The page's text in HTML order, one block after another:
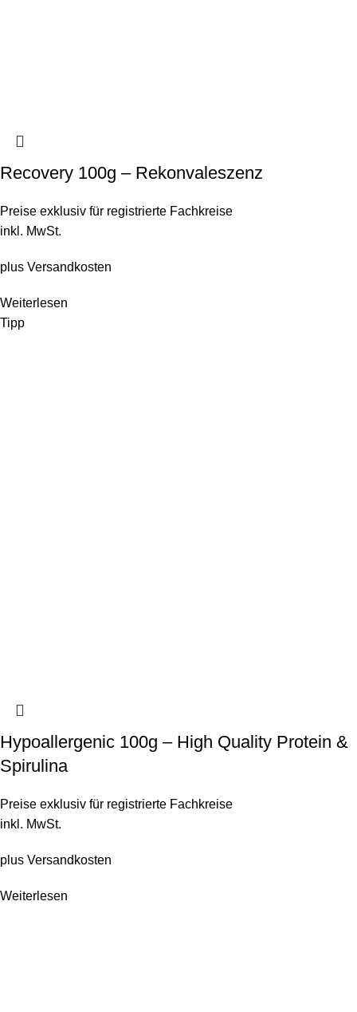
Recovery 100g – Rekonvaleszenz
Preise exklusiv für registrierte Fachkreise
inkl. MwSt.
plus Versandkosten
Weiterlesen
Tipp
Hypoallergenic 100g – High Quality Protein &
Spirulina
Preise exklusiv für registrierte Fachkreise
inkl. MwSt.
plus Versandkosten
Weiterlesen